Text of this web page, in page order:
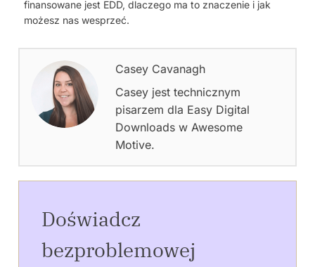
finansowane jest EDD, dlaczego ma to znaczenie i jak
możesz nas wesprzeć.
Casey Cavanagh
Casey jest technicznym
pisarzem dla Easy Digital
Downloads w Awesome
Motive.
Doświadcz
bezproblemowej